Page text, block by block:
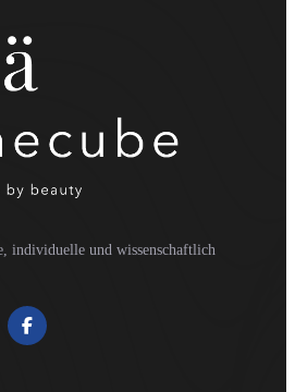
individuelle und wissenschaftlich